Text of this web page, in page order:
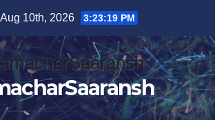
10th, 2026 3:23:20 PM